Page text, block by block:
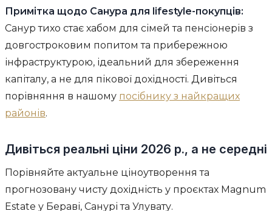
Примітка щодо Санура для lifestyle-покупців:
Санур тихо стає хабом для сімей та пенсіонерів з
довгостроковим попитом та прибережною
інфраструктурою, ідеальний для збереження
капіталу, а не для пікової дохідності. Дивіться
порівняння в нашому посібнику з найкращих
районів.
Дивіться реальні ціни 2026 р., а не середні
Порівняйте актуальне ціноутворення та
прогнозовану чисту дохідність у проєктах Magnum
Estate у Бераві, Санурі та Улувату.